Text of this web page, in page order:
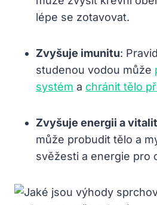
lépe se zotavovat.
Zvyšuje imunitu:
studenou vodou může
systém a chránit tělo
Zvyšuje energii a
může probudit‌ tělo ‍a
svěžesti a energie pro